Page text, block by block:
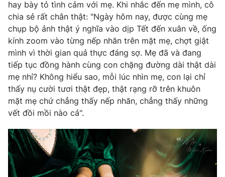
hay bày tỏ tình cảm với mẹ. Khi nhắc đến mẹ mình, cô
chia sẻ rất chân thật: "Ngày hôm nay, được cùng mẹ
chụp bộ ảnh thật ý nghĩa vào dịp Tết đến xuân về, ống
kính zoom vào từng nếp nhăn trên mặt mẹ, chợt giật
mình vì thời gian quả thực đáng sợ. Mẹ đã và đang
tiếp tục đồng hành cùng con chặng đường dài thật dài
mẹ nhỉ? Không hiểu sao, mỗi lúc nhìn mẹ, con lại chỉ
thấy nụ cười tươi thật đẹp, thật rạng rỡ trên khuôn
mặt mẹ chứ chẳng thấy nếp nhăn, chẳng thấy những
vết đồi mồi nào cả".